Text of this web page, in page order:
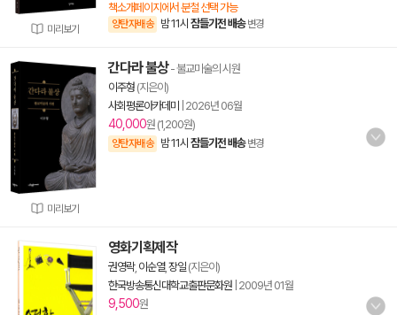
미리보기
책소개페이지에서 분철 선택 가능
양탄자배송 밤 11시 잠들기전 배송 변경
미리보기
간다라 불상- 불교미술의 시원
이주형 (지은이)
사회평론아카데미
2026년 06월
40,000원 (1,200원)
양탄자배송 밤 11시 잠들기전 배송 변경
영화기획제작
권영락, 이순열, 장일 (지은이)
한국방송통신대학교출판문화원 2009년 01월
9,500원